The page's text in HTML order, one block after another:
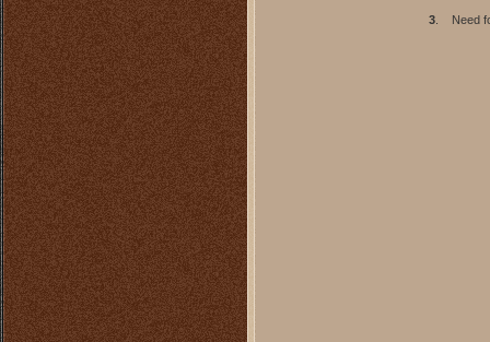
3. Need